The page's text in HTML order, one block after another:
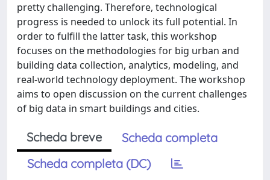
pretty challenging. Therefore, technological
progress is needed to unlock its full potential. In
order to fulfill the latter task, this workshop
focuses on the methodologies for big urban and
building data collection, analytics, modeling, and
real-world technology deployment. The workshop
aims to open discussion on the current challenges
of big data in smart buildings and cities.
Scheda breve
Scheda completa
Scheda completa (DC)